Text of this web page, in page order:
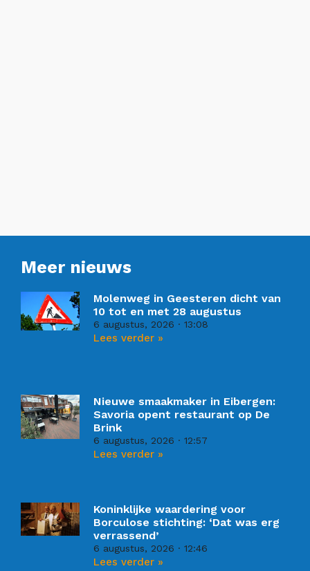
Meer nieuws
Molenweg in Geesteren dicht van
10 tot en met 28 augustus
6 augustus, 2026 13:08
Lees verder »
Nieuwe smaakmaker in Eibergen:
Savoria opent restaurant op De
Brink
6 augustus, 2026 12:57
Lees verder »
Koninklijke waardering voor
Borculose stichting: ‘Dat was erg
verrassend’
6 augustus, 2026 12:46
Lees verder »